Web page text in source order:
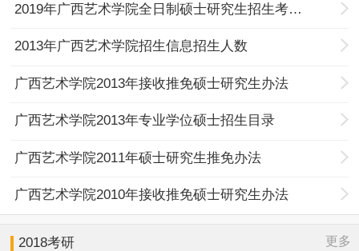
2019年广西艺术学院全日制硕士研究生招生考试要求
2013年广西艺术学院招生信息招生人数
广西艺术学院2013年接收推免硕士研究生办法
广西艺术学院2013年专业学位硕士招生目录
广西艺术学院2011年硕士研究生推免办法
广西艺术学院2010年接收推免硕士研究生办法
2018考研 更多